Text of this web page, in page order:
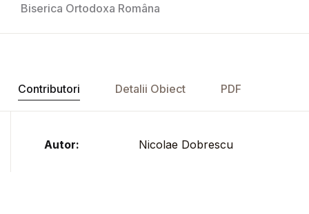
Biserica Ortodoxa Româna
Contributori Detalii Obiect PDF
Autor: Nicolae Dobrescu